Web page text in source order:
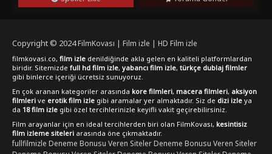
yapımı türkçe dublaj veya türkçe altyazı seçenekleriyle full hd,
bir deneyim sunuyor.
Copyright © 2024FilmKovası | Film izle | HD Film izle
filmkovasi.co, film izle denildiğinde akla gelen en kaliteli platformlardan
biridir. Sitemizde full hd film izle, yabancı film izle, türkçe dublaj filmler
gibi binlerce içeriği ücretsiz sunuyoruz.
En çok aranan kategoriler arasında kore filmleri, macera filmleri, aksiyon
filmleri ve erotik film izle gibi aramalar yer almaktadır. Siz de dizi izle ya
da 18 film izle gibi özel tercihlerinizle keyifli vakit geçirebilirsiniz.
Film arayanlar için en ideal tercihlerden biri olan FilmKovası, kesintisiz
film izleme siteleri arasında öne çıkmaktadır.
fullfilmizle Deneme Bonusu Veren SitelerDeneme Bonusu Veren Siteler